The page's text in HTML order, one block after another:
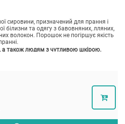
сировини, призначений для прання і
білизни та одягу з бавовняних, лляних,
волокон. Порошок не погіршує якість
а також людям з чутливою шкірою.